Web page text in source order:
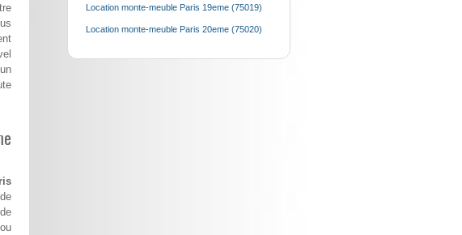
Location monte-meuble Paris 19eme (75019)
Location monte-meuble Paris 20eme (75020)